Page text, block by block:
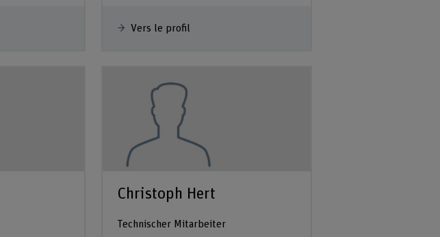
Vers le profil
Christoph Hert
Technischer Mitarbeiter